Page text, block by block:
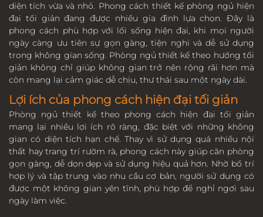
diện tích vừa và nhỏ. Phong cách thiết kế phòng ngủ hiện
đại tối giản đang được nhiều gia đình lựa chọn. Đây là
phong cách phù hợp với lối sống hiện đại, khi mọi người
ngày càng ưu tiên sự gọn gàng, tiện nghi và dễ sử dụng
trong không gian sống. Phòng ngủ thiết kế theo hướng tối
giản không chỉ giúp không gian trở nên rộng rãi hơn mà
còn mang lại cảm giác dễ chịu, thư thái sau một ngày dài.
Lợi ích của phong cách hiện đại tối giản
Phòng ngủ thiết kế theo phong cách hiện đại tối giản
mang lại nhiều lợi ích rõ ràng, đặc biệt với những không
gian có diện tích hạn chế. Thay vì sử dụng quá nhiều nội
thất hay trang trí rườm rà, phong cách này giúp căn phòng
gọn gàng, dễ dọn dẹp và sử dụng hiệu quả hơn. Nhờ bố trí
hợp lý và tập trung vào nhu cầu cơ bản, người sử dụng có
được một không gian yên tĩnh, phù hợp để nghỉ ngơi sau
ngày làm việc.